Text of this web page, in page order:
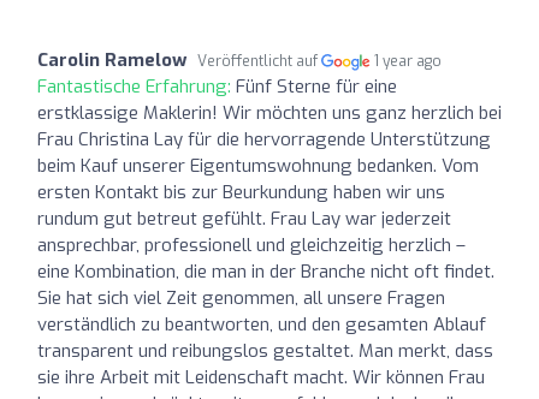
Carolin Ramelow Veröffentlicht auf 1 year ago
Fantastische Erfahrung: Fünf Sterne für eine
erstklassige Maklerin! Wir möchten uns ganz herzlich bei
Frau Christina Lay für die hervorragende Unterstützung
beim Kauf unserer Eigentumswohnung bedanken. Vom
ersten Kontakt bis zur Beurkundung haben wir uns
rundum gut betreut gefühlt. Frau Lay war jederzeit
ansprechbar, professionell und gleichzeitig herzlich –
eine Kombination, die man in der Branche nicht oft findet.
Sie hat sich viel Zeit genommen, all unsere Fragen
verständlich zu beantworten, und den gesamten Ablauf
transparent und reibungslos gestaltet. Man merkt, dass
sie ihre Arbeit mit Leidenschaft macht. Wir können Frau